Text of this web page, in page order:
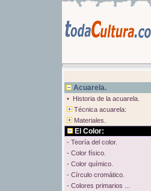
Acuarela.
• Historia de la acuarela.
Técnica acuarela:
Materiales.
El Color:
- Teoría del color.
- Color físico.
- Color químico.
- Círculo cromático.
- Colores primarios ...